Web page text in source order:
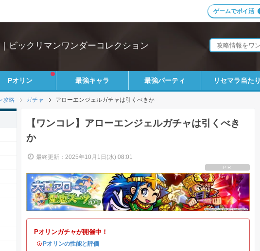
ゲームでポイ活
ビックリマンワンダーコレクション
Pオリン 最強キャラ 最強パーティ リセマラ当たり
攻略 ガチャ アローエンジェルガチャは引くべきか
【ワンコレ】アローエンジェルガチャは引くべき
か
最終更新：2025年10月1日(水) 08:01
PR
Pオリンガチャが開催中！
・ Pオリンの性能と評価